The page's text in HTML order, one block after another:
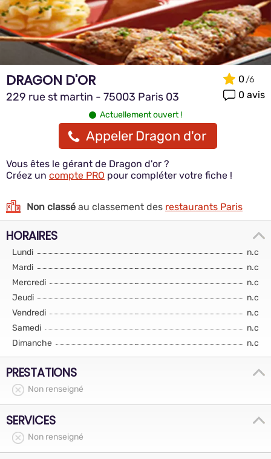
DRAGON D'OR
229 rue st martin - 75003 Paris 03
0
0 avis
Actuellement ouvert !
Appeler Dragon d'or
Vous êtes le gérant de Dragon d'or ?
Créez un compte PRO pour compléter votre fiche !
Non classé au classement des restaurants Paris
HORAIRES
Lundi
n.c
Mardi
n.c
Mercredi
n.c
Jeudi
n.c
Vendredi
n.c
Samedi
n.c
Dimanche
n.c
PRESTATIONS
Non renseigné
SERVICES
Non renseigné